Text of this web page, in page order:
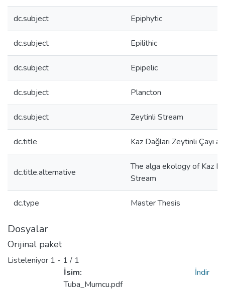
dc.subject Epiphytic
dc.subject Epilithic
dc.subject Epipelic
dc.subject Plancton
dc.subject Zeytinli Stream
dc.title Kaz Dağları Zeytinli Çayı
dc.title.alternative
The alga ekology of Kaz
Stream
dc.type Master Thesis
Dosyalar
Orijinal paket
Listeleniyor 1 - 1 / 1
İsim:
Tuba_Mumcu.pdf
İndir